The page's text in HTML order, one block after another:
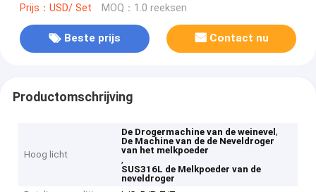
Prijs：USD/ Set MOQ：1.0 reeksen
Beste prijs Contact nu
Productomschrijving
Hoog licht
De Drogermachine van de weinevel,
De Machine van de de Neveldroger
van het melkpoeder
,
SUS316L de Melkpoeder van de
neveldroger